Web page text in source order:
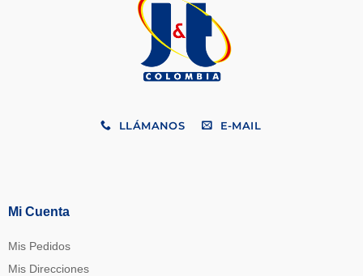
LLÁMANOS E-MAIL
Mi Cuenta
Mis Pedidos
Mis Direcciones